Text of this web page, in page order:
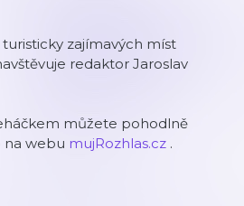
zajímavých míst
redaktor Jaroslav
můžete pohodlně
na webu mujRozhlas.cz .